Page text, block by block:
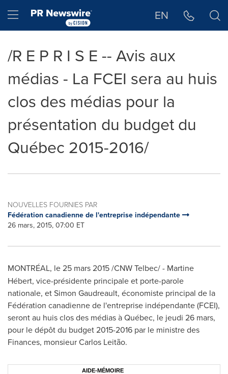
Hamburger menu EN
/R E P R I S E -- Avis aux
médias - La FCEI sera au huis
clos des médias pour la
présentation du budget du
Québec 2015-2016/
NOUVELLES FOURNIES PAR
Fédération canadienne de l'entreprise indépendante
26 mars, 2015, 07:00 ET
MONTRÉAL, le 25 mars 2015 /CNW Telbec/ - Martine
Hébert, vice-présidente principale et porte-parole
nationale, etSimon Gaudreault, économiste principal de la
Fédération canadienne de l'entreprise indépendante (FCEI),
seront au huis clos des médias à Québec, le jeudi 26 mars,
pour le dépôt du budget 2015-2016 par le ministre des
Finances, monsieur Carlos Leitão.
AIDE-MÉMOIRE